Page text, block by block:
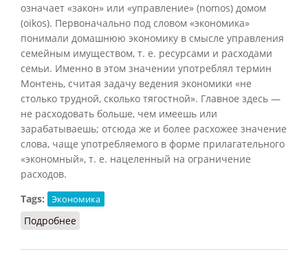
означает «закон» или «управление» (nomos) домом
(oikos). Первоначально под словом «экономика»
понимали домашнюю экономику в смысле управления
семейным имуществом, т. е. ресурсами и расходами
семьи. Именно в этом значении употреблял термин
Монтень, считая задачу ведения экономики «не
столько трудной, сколько тягостной». Главное здесь —
не расходовать больше, чем имеешь или
зарабатываешь; отсюда же и более расхожее значение
слова, чаще употребляемого в форме прилагательного
«экономный», т. е. нацеленный на ограничение
расходов.
Tags:
Экономика
Подробнее